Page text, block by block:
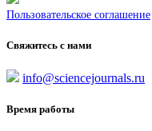
Пользовательское соглашение
Свяжитесь с нами
info@sciencejournals.ru
Время работы